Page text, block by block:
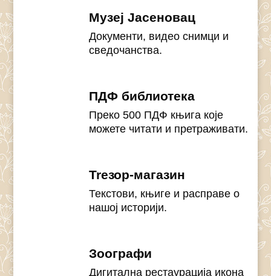
Музеј Јасеновац
Документи, видео снимци и
сведочанства.
ПДФ библиотека
Преко 500 ПДФ књига које
можете читати и претраживати.
Treзор-магазин
Текстови, књиге и расправе о
нашој историји.
Зоографи
Дигитална рестаурација икона